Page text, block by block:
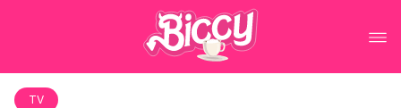
TV